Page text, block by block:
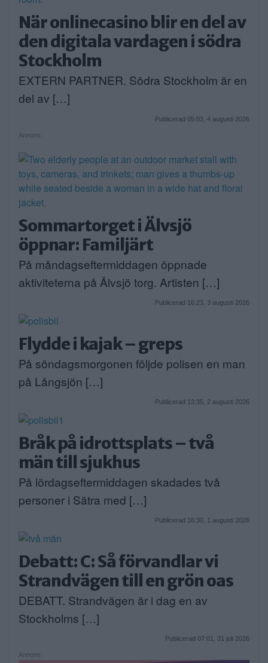
När onlinecasino blir en del av
den digitala vardagen i södra
Stockholm
EXTERN PARTNER. Södra Stockholm är en
del av […]
Publicerad 05:03, 4 augusti 2026
Annons:
Sommartorget i Älvsjö
öppnar: Familjärt
På måndagseftermiddagen öppnade
aktiviteterna på Älvsjö torg. Artisten […]
Publicerad 16:23, 3 augusti 2026
Flydde i kajak – greps
På söndagsmorgonen följde polisen en man
på Långsjön […]
Publicerad 13:35, 2 augusti 2026
Bråk på idrottsplats – två
män till sjukhus
På lördagseftermiddagen skadades två
personer i Sätra med […]
Publicerad 16:30, 1 augusti 2026
Debatt: C: Så förvandlar vi
Strandvägen till en grön oas
DEBATT. Strandvägen är i dag en av
Stockholms […]
Publicerad 07:01, 31 juli 2026
Annons: